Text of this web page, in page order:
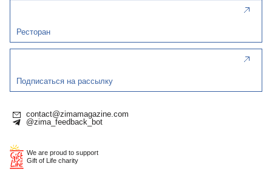
Ресторан
Подписаться на рассылку
contact@zimamagazine.com
@zima_feedback_bot
We are proud to support
Gift of Life charity